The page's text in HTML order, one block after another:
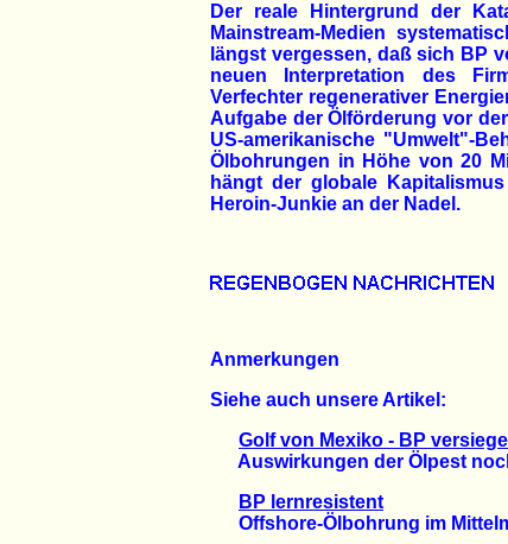
Der reale Hintergrund der
Mainstream-Medien
längst vergessen, daß sich BP
neuen Interpretation des
Verfechter regenerativer
Aufgabe der Ölförderung vor
US-amerikanische "Umwelt"-
Ölbohrungen in Höhe von 20
hängt der globale
Heroin-Junkie an der Nadel.
Anmerkungen
Siehe auch unsere Artikel:
Golf von Mexiko - BP
Auswirkungen der Ölpest
BP lernresistent
Offshore-Ölbohrung im